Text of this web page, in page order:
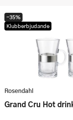
Rosendahl
Grand Cru Hot
-35%
Klubberbjudande